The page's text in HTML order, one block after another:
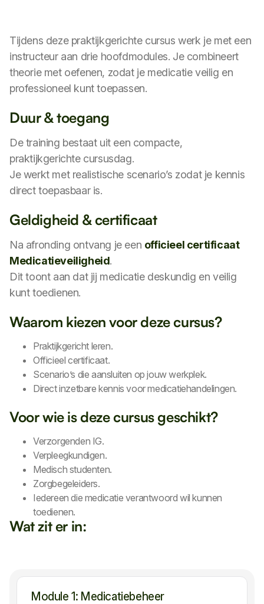
Tijdens deze praktijkgerichte cursus werk je met een
instructeur aan drie hoofdmodules. Je combineert
theorie met oefenen, zodat je medicatie veilig en
professioneel kunt toepassen.
Duur & toegang
De training bestaat uit een compacte,
praktijkgerichte cursusdag.
Je werkt met realistische scenario’s zodat je kennis
direct toepasbaar is.
Geldigheid & certificaat
Na afronding ontvang je een officieel certificaat
Medicatieveiligheid.
Dit toont aan dat jij medicatie deskundig en veilig
kunt toedienen.
Waarom kiezen voor deze cursus?
Praktijkgericht leren.
Officieel certificaat.
Scenario’s die aansluiten op jouw werkplek.
Direct inzetbare kennis voor medicatiehandelingen.
Voor wie is deze cursus geschikt?
Verzorgenden IG.
Verpleegkundigen.
Medisch studenten.
Zorgbegeleiders.
Iedereen die medicatie verantwoord wil kunnen
toedienen.
Wat zit er in:
Module 1: Medicatiebeheer